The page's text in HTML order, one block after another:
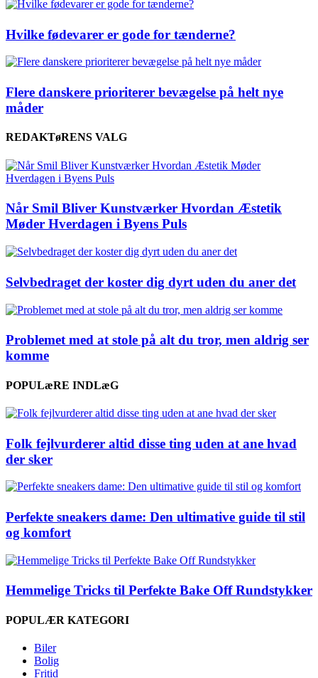
Hvilke fødevarer er gode for tænderne?
Flere danskere prioriterer bevægelse på helt nye
måder
REDAKTøRENS VALG
Når Smil Bliver Kunstværker Hvordan Æstetik
Møder Hverdagen i Byens Puls
Selvbedraget der koster dig dyrt uden du aner det
Problemet med at stole på alt du tror, men aldrig ser
komme
POPULæRE INDLæG
Folk fejlvurderer altid disse ting uden at ane hvad
der sker
Perfekte sneakers dame: Den ultimative guide til stil
og komfort
Hemmelige Tricks til Perfekte Bake Off Rundstykker
POPULÆR KATEGORI
Biler
Bolig
Fritid